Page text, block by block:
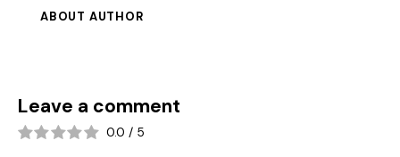
ABOUT AUTHOR
Leave a comment
0.0 / 5